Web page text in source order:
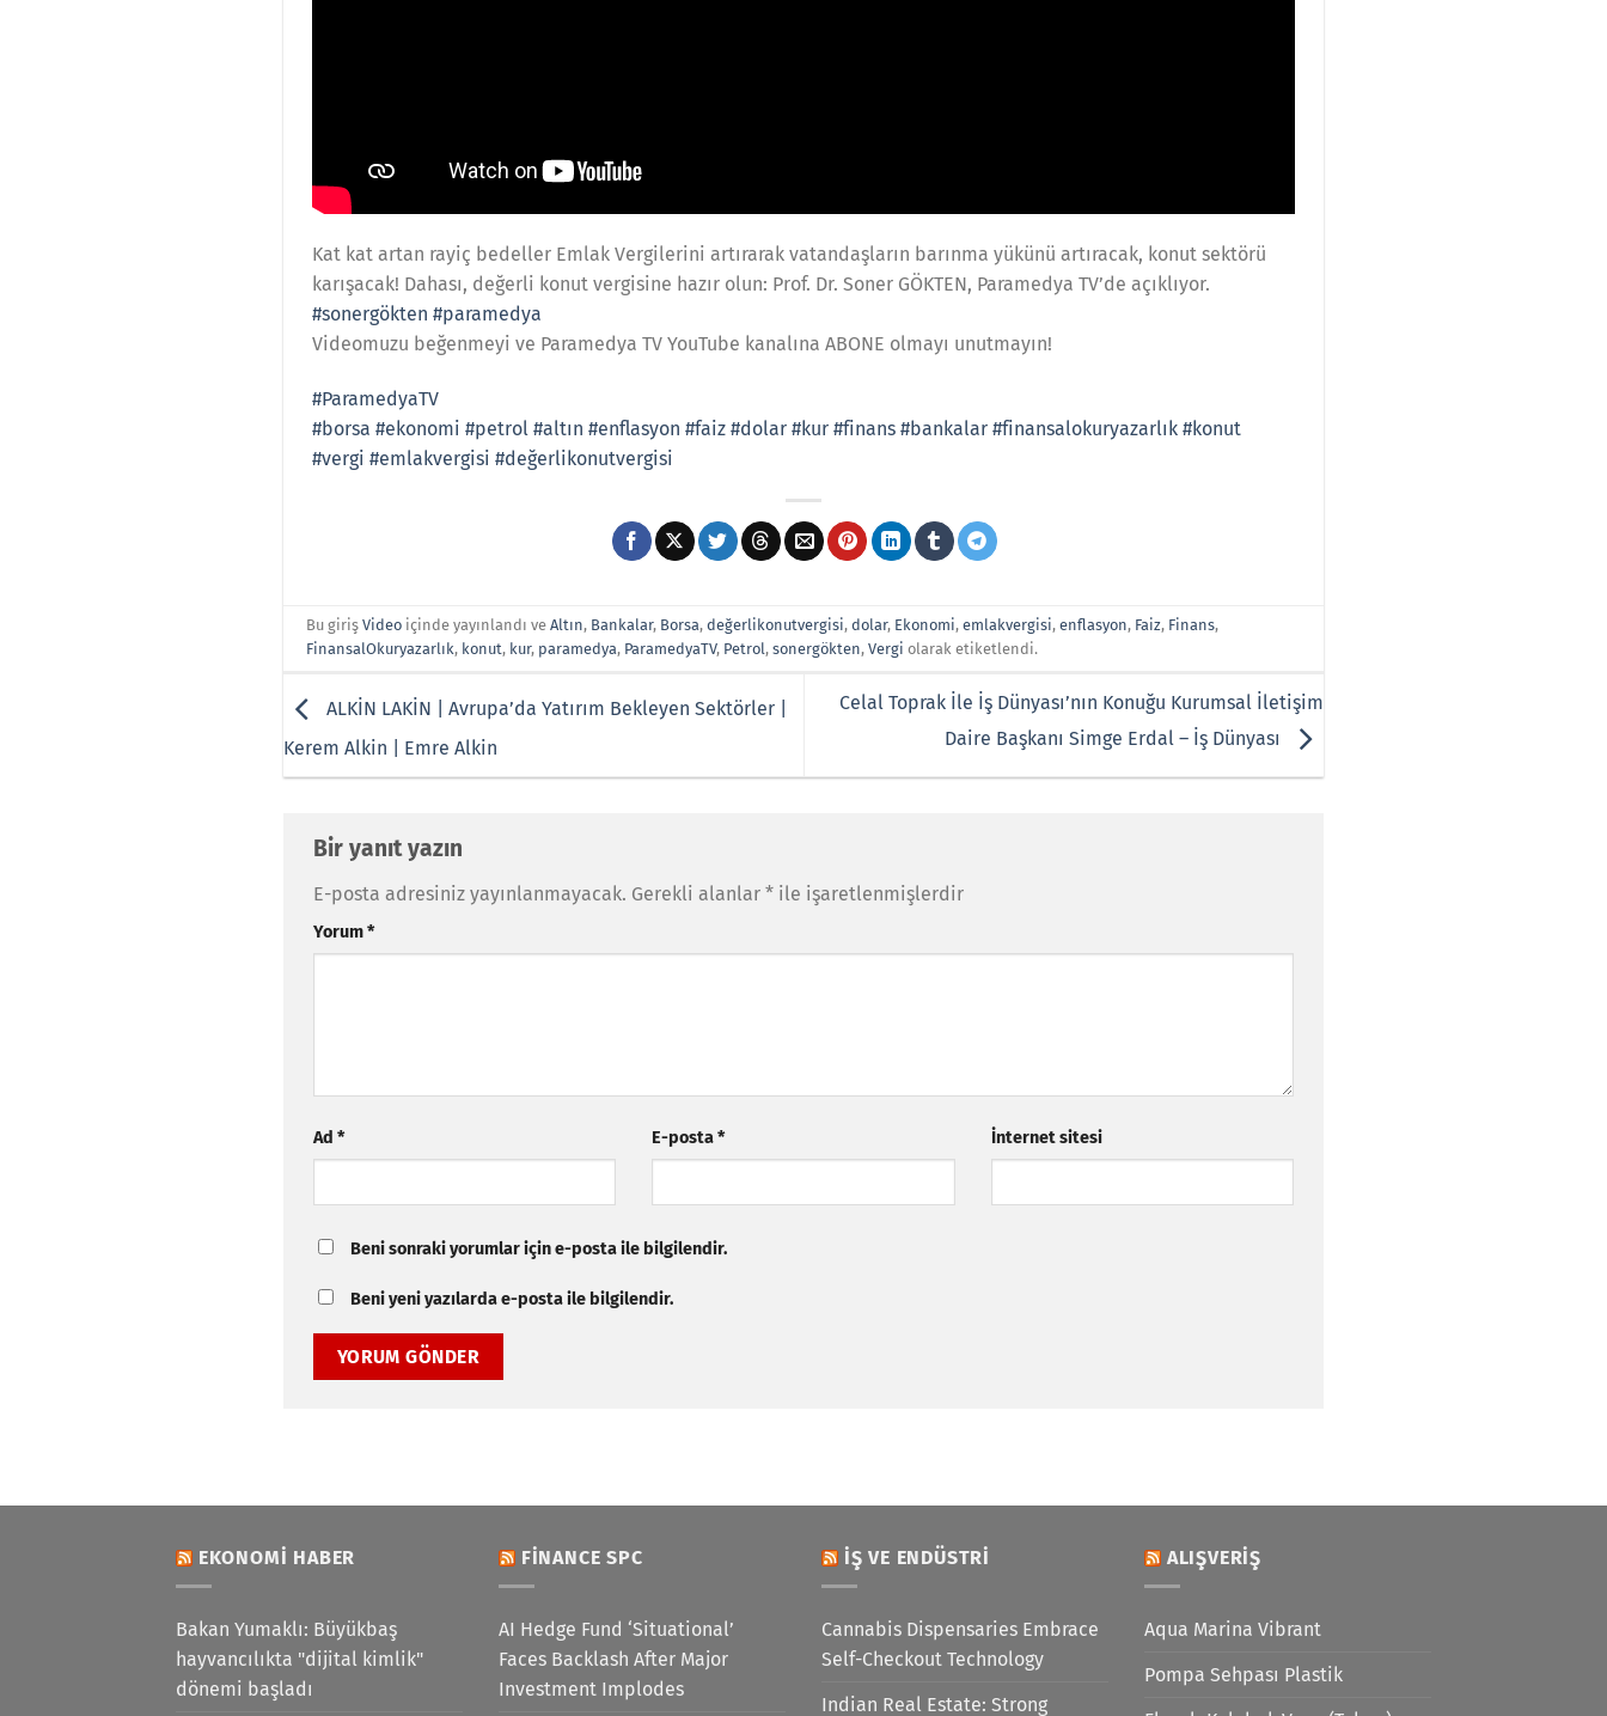
Kat kat artan rayiç bedeller Emlak Vergilerini artırarak vatandaşların barınma yükünü artıracak, konut sektörü
karışacak! Dahası, değerli konut vergisine hazır olun: Prof. Dr. Soner GÖKTEN, Paramedya TV’de açıklıyor.
#sonergökten #paramedya
Videomuzu beğenmeyi ve Paramedya TV YouTube kanalına ABONE olmayı unutmayın!
#ParamedyaTV
#borsa #ekonomi #petrol #altın #enflasyon #faiz #dolar #kur #finans #bankalar #finansalokuryazarlık #konut
#vergi #emlakvergisi #değerlikonutvergisi
Bu girişVideo içinde yayınlandı veAltın, Bankalar, Borsa,değerlikonutvergisi,dolar, Ekonomi,emlakvergisi,enflasyon, Faiz, Finans,
FinansalOkuryazarlık, konut, kur, paramedya, ParamedyaTV, Petrol,sonergökten,Vergi olarak etiketlendi.
ALKİN LAKİN | Avrupa’da Yatırım Bekleyen Sektörler |
Kerem Alkin | Emre Alkin
Celal Toprak İle İş Dünyası’nın Konuğu Kurumsal İletişim
Daire Başkanı Simge Erdal – İş Dünyası
Bir yanıt yazın
E-posta adresiniz yayınlanmayacak. Gerekli alanlar * ile işaretlenmişlerdir
Yorum*
Ad * E-posta* İnternet sitesi
Beni sonraki yorumlar için e-posta ile bilgilendir.
Beni yeni yazılarda e-posta ile bilgilendir.
EKONOMI HABER
Bakan Yumaklı: Büyükbaş
hayvancılıkta "dijital kimlik"
dönemi başladı
FINANCE SPC
AI Hedge Fund ‘Situational’
Faces Backlash After Major
Investment Implodes
İŞ VE ENDÜSTRI
Cannabis Dispensaries Embrace
Self-Checkout Technology
Indian Real Estate: Strong
ALIŞVERIŞ
Aqua Marina Vibrant
Pompa Sehpası Plastik